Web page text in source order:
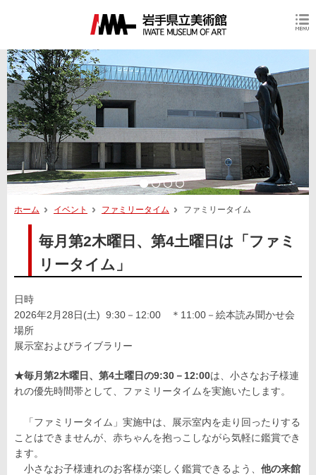
ホーム イベント ファミリータイム ファミリータイム
毎月第2木曜日、第4土曜日は「ファミ
リータイム」
日時
2026年2月28日(土) 9:30－12:00 ＊11:00－絵本読み聞かせ会
場所
展示室およびライブラリー
★毎月第2木曜日、第4土曜日の9:30－12:00は、小さなお子様連
れの優先時間帯として、ファミリータイムを実施いたします。
「ファミリータイム」実施中は、展示室内を走り回ったりする
ことはできませんが、赤ちゃんを抱っこしながら気軽に鑑賞でき
ます。
小さなお子様連れのお客様が楽しく鑑賞できるよう、 他の来館